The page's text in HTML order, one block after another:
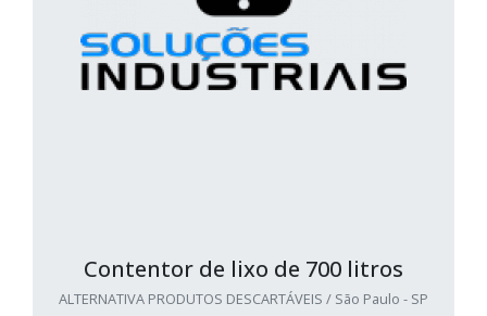
Contentor de lixo de 700 litros
ALTERNATIVA PRODUTOS DESCARTÁVEIS / São Paulo - SP